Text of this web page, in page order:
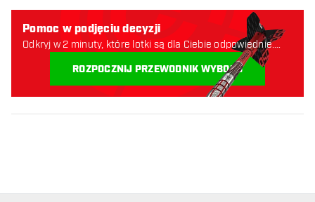
Pomoc w podjęciu decyzji
Odkryj w 2 minuty, które lotki są dla Ciebie odpowiednie.
ROZPOCZNIJ PRZEWODNIK WYBORU